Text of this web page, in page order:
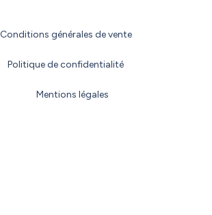
Conditions générales de vente
Politique de confidentialité
Mentions légales